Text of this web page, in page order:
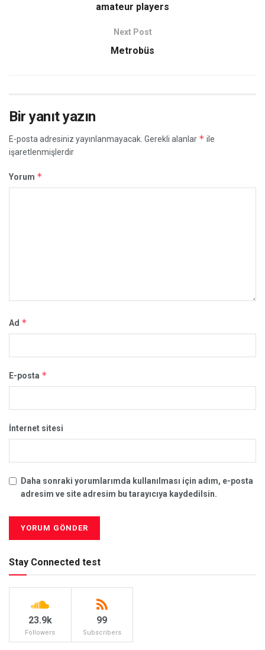
amateur players
Next Post
Metrobüs
Bir yanıt yazın
E-posta adresiniz yayınlanmayacak. Gerekli alanlar * ile
işaretlenmişlerdir
Yorum *
Ad *
E-posta *
İnternet sitesi
Daha sonraki yorumlarımda kullanılması için adım, e-posta
adresim ve site adresim bu tarayıcıya kaydedilsin.
Stay Connected test
23.9k
Followers
99
Subscribers